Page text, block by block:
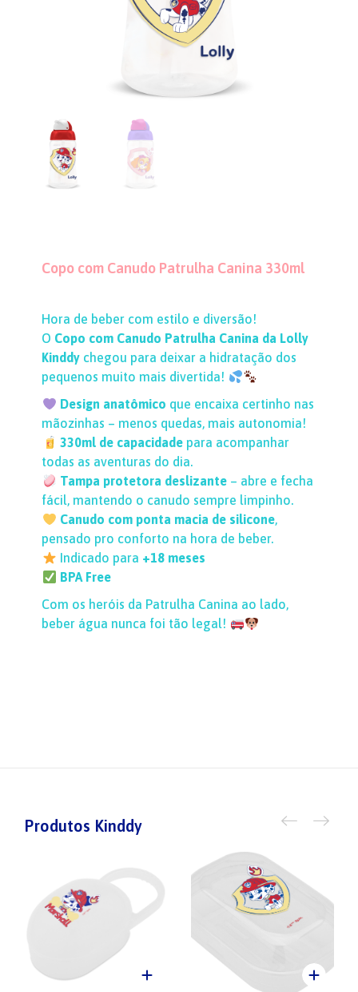
Copo com Canudo Patrulha Canina 330ml
Hora de beber com estilo e diversão!
O Copo com Canudo Patrulha Canina da Lolly
Kinddy chegou para deixar a hidratação dos
pequenos muito mais divertida!
Design anatômico que encaixa certinho nas
mãozinhas – menos quedas, mais autonomia!
330ml de capacidadepara acompanhar
todas as aventuras do dia.
Tampa protetora deslizante– abre e fecha
fácil, mantendo o canudo sempre limpinho.
Canudo com ponta macia de silicone,
pensado pro conforto na hora de beber.
Indicado para +18 meses
BPA Free
Com os heróis da Patrulha Canina ao lado,
beber água nunca foi tão legal!
Produtos Kinddy